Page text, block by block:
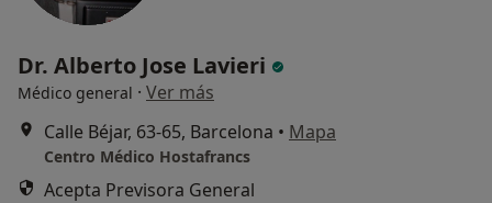
Dr. Alberto Jose Lavieri
Médico general · Ver más
Calle Béjar, 63-65, Barcelona • Mapa
Centro Médico Hostafrancs
Acepta Previsora General